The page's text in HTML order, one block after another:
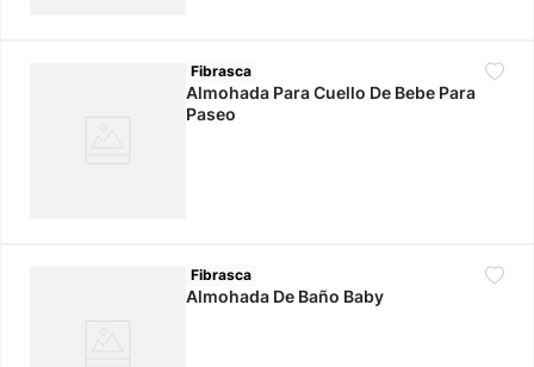
Fibrasca
Almohada Para Cuello De Bebe Para
Paseo
Fibrasca
Almohada De Baño Baby